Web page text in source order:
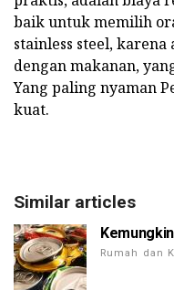
baik untuk memilih
stainless steel,
dengan makanan,
Yang paling nyaman
kuat.
Similar articles
Rumah dan